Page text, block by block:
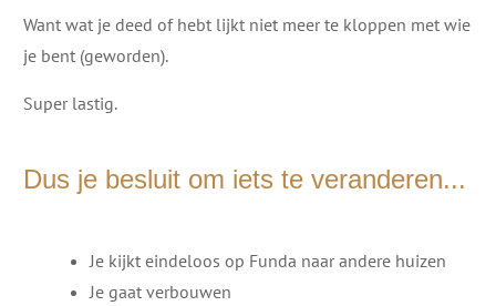
Want wat je deed of hebt lijkt niet meer te kloppen met wie
je bent (geworden).
Super lastig.
Dus je besluit om iets te veranderen...
Je kijkt eindeloos op Funda naar andere huizen
Je gaat verbouwen